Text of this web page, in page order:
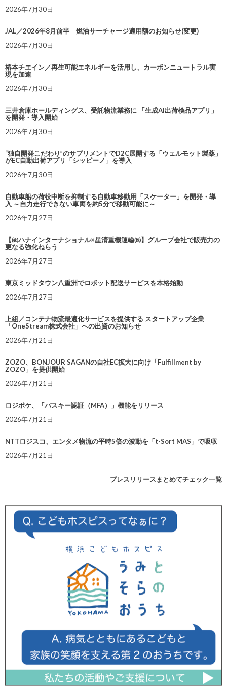
2026年7月30日
JAL／2026年8月前半 燃油サーチャージ適用額のお知らせ(変更)
2026年7月30日
椿本チエイン／再生可能エネルギーを活用し、カーボンニュートラル実
現を加速
2026年7月30日
三井倉庫ホールディングス、受託物流業務に 「生成AI出荷検品アプリ」
を開発・導入開始
2026年7月30日
“独自開発こだわり”のサプリメントでD2C展開する「ウェルモット製薬」
がEC自動出荷アプリ「シッピーノ」を導入
2026年7月30日
自動車船の荷役中断を抑制する自動車移動用「スケーター」を開発・導
入 ～自力走行できない車両を約5分で移動可能に～
2026年7月27日
【㈱ハナインターナショナル×星清重機運輸㈱】グループ会社で販売力の
更なる強化ねらう
2026年7月27日
東京ミッドタウン八重洲でロボット配送サービスを本格始動
2026年7月27日
上組／コンテナ物流最適化サービスを提供する スタートアップ企業
「OneStream株式会社」への出資のお知らせ
2026年7月21日
ZOZO、BONJOUR SAGANの自社EC拡大に向け「Fulfillment by
ZOZO」を提供開始
2026年7月21日
ロジポケ、「パスキー認証（MFA）」機能をリリース
2026年7月21日
NTTロジスコ、エンタメ物流の平時5倍の波動を「t-Sort MAS」で吸収
2026年7月21日
プレスリリースまとめてチェック一覧